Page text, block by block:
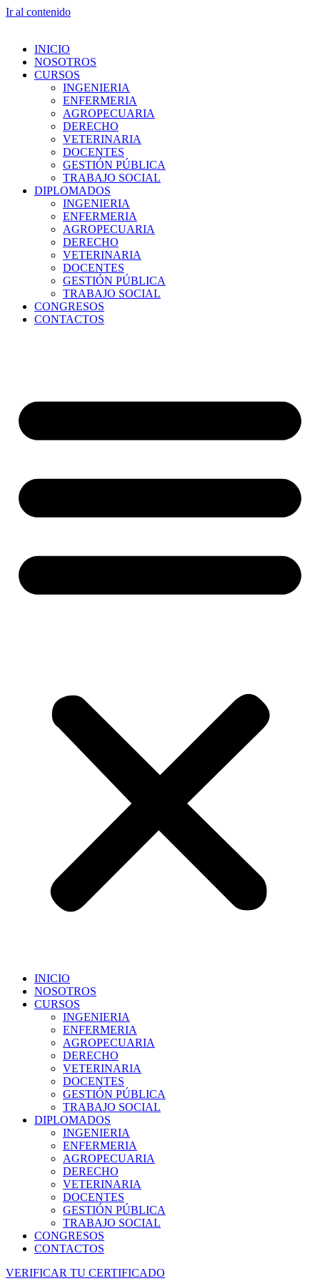
Ir al contenido
INICIO
NOSOTROS
CURSOS
INGENIERIA
ENFERMERIA
AGROPECUARIA
DERECHO
VETERINARIA
DOCENTES
GESTIÓN PÚBLICA
TRABAJO SOCIAL
DIPLOMADOS
INGENIERIA
ENFERMERIA
AGROPECUARIA
DERECHO
VETERINARIA
DOCENTES
GESTIÓN PÚBLICA
TRABAJO SOCIAL
CONGRESOS
CONTACTOS
INICIO
NOSOTROS
CURSOS
INGENIERIA
ENFERMERIA
AGROPECUARIA
DERECHO
VETERINARIA
DOCENTES
GESTIÓN PÚBLICA
TRABAJO SOCIAL
DIPLOMADOS
INGENIERIA
ENFERMERIA
AGROPECUARIA
DERECHO
VETERINARIA
DOCENTES
GESTIÓN PÚBLICA
TRABAJO SOCIAL
CONGRESOS
CONTACTOS
VERIFICAR TU CERTIFICADO